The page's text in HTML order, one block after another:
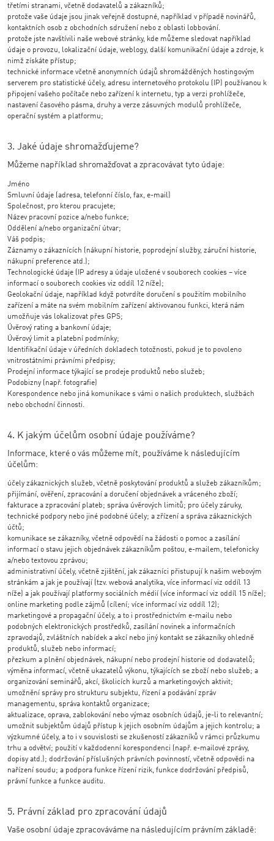
třetími stranami, včetně dodavatelů a zákazníků;
protože vaše údaje jsou jinak veřejně dostupné, například v případě novinářů,
kontaktních osob z obchodních sdružení nebo z oblasti lobbování.
protože jste navštívili naše webové stránky, kde můžeme sledovat například
údaje o provozu, lokalizační údaje, weblogy, další komunikační údaje a zdroje, k
nimž získáte přístup;
technické informace včetně anonymních údajů shromážděných hostingovým
serverem pro statistické účely, adresu internetového protokolu (IP) používanou k
připojení vašeho počítače nebo zařízení k internetu, typ a verzi prohlížeče,
nastavení časového pásma, druhy a verze zásuvných modulů prohlížeče,
operační systém a platformu;
3. Jaké údaje shromažďujeme?
Můžeme například shromažďovat a zpracovávat tyto údaje:
Jméno
Smluvní údaje (adresa, telefonní číslo, fax, e-mail)
Společnost, pro kterou pracujete;
Název pracovní pozice a/nebo funkce;
Oddělení a/nebo organizační útvar;
Váš podpis;
Záznamy o zákaznících (nákupní historie, poprodejní služby, záruční historie,
nákupní preference atd.);
Technologické údaje (IP adresy a údaje uložené v souborech cookies – více
informací o souborech cookies viz oddíl 12 níže);
Geolokační údaje, například když potvrdíte doručení s použitím mobilního
zařízení a máte na svém mobilním zařízení aktivovanou funkci, která nám
umožňuje vás lokalizovat přes GPS;
Úvěrový rating a bankovní údaje;
Úvěrový limit a platební podmínky;
Identifikační údaje v úředních dokladech totožnosti, pokud je to povoleno
vnitrostátními právními předpisy;
Prodejní informace týkající se prodeje produktů nebo služeb;
Podobizny (např. fotografie)
Korespondence nebo jiná komunikace s vámi o našich produktech, službách
nebo obchodní činnosti.
4. K jakým účelům osobní údaje používáme?
Informace, které o vás můžeme mít, používáme k následujícím
účelům:
účely zákaznických služeb, včetně poskytování produktů a služeb zákazníkům;
přijímání, ověření, zpracování a doručení objednávek a vráceného zboží;
fakturace a zpracování plateb; správa úvěrových limitů; pro účely záruky,
technické podpory nebo jiné podobné účely; a zřízení a správa zákaznických
účtů;
komunikace se zákazníky, včetně odpovědí na žádosti o pomoc a zasílání
informací o stavu jejich objednávek zákazníkům poštou, e-mailem, telefonicky
a/nebo textovou zprávou;
administrativní účely, včetně zjištění, jak zákazníci přistupují k našim webovým
stránkám a jak je používají (tzv. webová analytika, více informací viz oddíl 13
níže) a jak používají platformy sociálních médií (více informací viz oddíl 15 níže);
online marketing podle zájmů (cílení; více informací viz oddíl 12);
marketingové a propagační účely, a to i prostřednictvím e-mailu nebo
podobných elektronických prostředků, zasílání novinek a informačních
zpravodajů, zvláštních nabídek a akcí nebo jiný kontakt se zákazníky ohledně
produktů, služeb nebo informací;
přezkum a plnění objednávek, nákupní nebo prodejní historie od dodavatelů;
výměna informací, včetně ukazatelů výkonu, týkajících se zboží nebo služeb; a
organizování seminářů, akcí, školicích kurzů a marketingových aktivit;
umožnění správy pro strukturu subjektu, řízení a podávání zpráv
managementu, správa kontaktů organizace;
aktualizace, oprava, zablokování nebo výmaz osobních údajů, je-li to relevantní;
umožnit subjektům údajů přístup k jejich osobním údajům a jejich kontrolu; a
výzkumné účely, a to i v souvislosti se zkušeností zákazníků v rámci průzkumu
trhu a odvětví; použití v každodenní korespondenci (např. e-mailové zprávy,
dopisy atd.); dodržování příslušných právních povinností, včetně odpovědi na
nařízení soudu; a podpora funkce řízení rizik, funkce dodržování předpisů,
právní funkce a funkce auditu.
5. Právní základ pro zpracování údajů
Vaše osobní údaje zpracováváme na následujícím právním základě: